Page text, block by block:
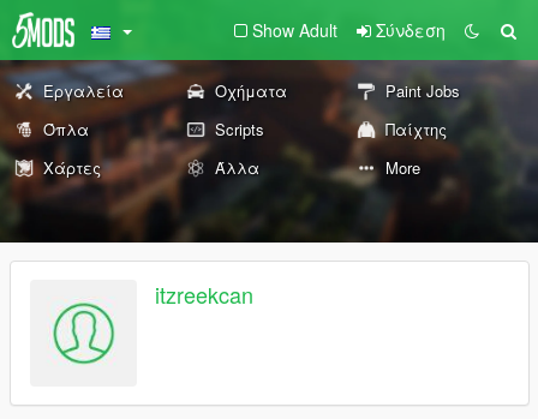
Show Adult Σύνδεση
Εργαλεία Οχήματα
Paint Jobs
Όπλα
Scripts
Παίχτης
Χάρτες
Άλλα More
itzreekcan